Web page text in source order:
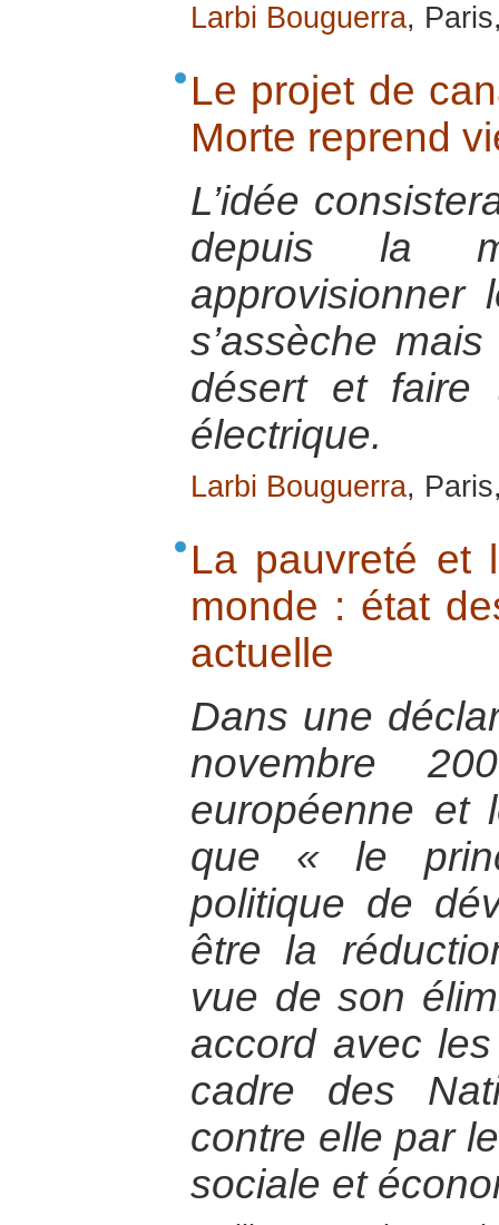
Larbi Bouguerra,
Le projet de
Morte reprend
L’idée
depuis la
s’assèche
désert et faire
électrique.
Larbi Bouguerra,
La pauvreté et
monde : état
actuelle
Dans une
novembre
européenne et
que « le
politique de
être la
vue de son
accord avec
cadre des
contre elle par
sociale et